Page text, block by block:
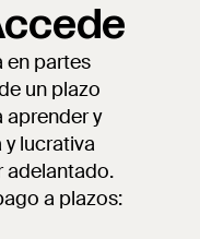
en partes
un plazo
aprender y
lucrativa
adelantado.
a plazos: